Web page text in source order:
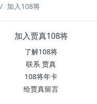
加入108将
加入贾真108将
了解108将
联系 贾真
108将年卡
给贾真留言